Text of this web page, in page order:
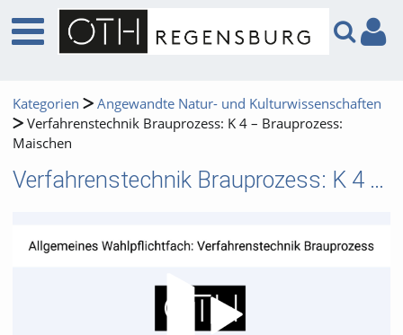
Kategorien
Angewandte Natur- und Kulturwissenschaften
Verfahrenstechnik Brauprozess: K 4 – Brauprozess:
Maischen
Verfahrenstechnik Brauprozess: K 4 – Brauprozess: Maischen